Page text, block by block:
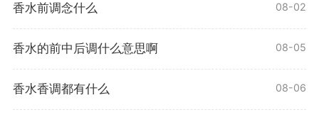
香水前调念什么 08-02
香水的前中后调什么意思啊 08-05
香水香调都有什么 08-06